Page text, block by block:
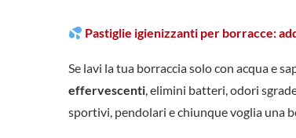
Pastiglie igienizzanti per borracce:
Se lavi la tua borraccia solo con acqua e
effervescenti, elimini batteri, odori
sportivi, pendolari e chiunque voglia una